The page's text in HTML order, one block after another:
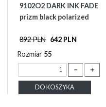
9102O2 DARK INK FADE
prizm black polarized
892 PLN 642 PLN
Rozmiar 55
－ ＋
DO KOSZYKA